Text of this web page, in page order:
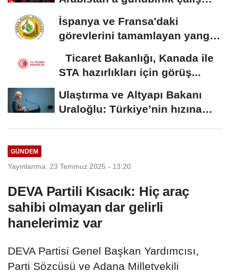
ziyareti...
İspanya ve Fransa'daki
görevlerini tamamlayan yangın
Ticaret Bakanlığı, Kanada ile
STA hazırlıkları için görüş...
Ulaştırma ve Altyapı Bakanı
Uraloğlu: Türkiye’nin hızına
GÜNDEM
Yayınlanma: 23 Temmuz 2025 - 13:20
DEVA Partili Kısacık: Hiç araç
sahibi olmayan dar gelirli
hanelerimiz var
DEVA Partisi Genel Başkan Yardımcısı,
Parti Sözcüsü ve Adana Milletvekili